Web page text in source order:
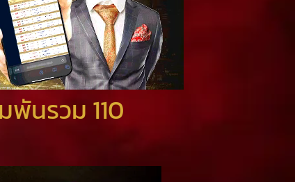
พันรวม 110